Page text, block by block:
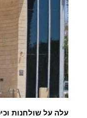
עלה על שולחנות